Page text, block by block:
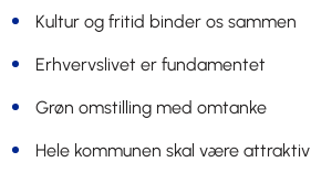
Kultur og fritid binder os sammen
Erhvervslivet er fundamentet
Grøn omstilling med omtanke
Hele kommunen skal være attraktiv